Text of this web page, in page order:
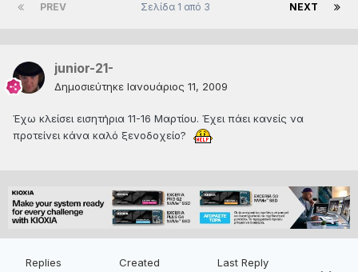
PREV NEXT
Σελίδα 1 από 3
junior-21-
Δημοσιεύτηκε Ιανουάριος 11, 2009
Έχω κλείσει εισητήρια 11-16 Μαρτίου. Έχει πάει κανείς να
προτείνει κάνα καλό ξενοδοχείο?
Replies Created Last Reply